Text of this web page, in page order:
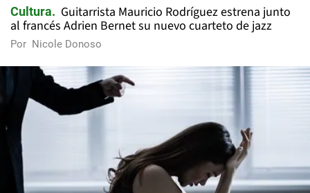
Cultura
Guitarrista Mauricio Rodríguez estrena junto
al francés Adrien Bernet su nuevo cuarteto de jazz
Por Nicole Donoso